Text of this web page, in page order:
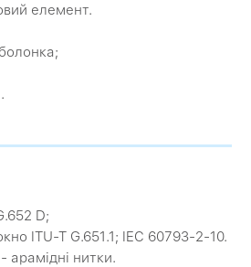
елемент.
D;
ITU-T G.651.1; IEC 60793-2-10.
нитки.